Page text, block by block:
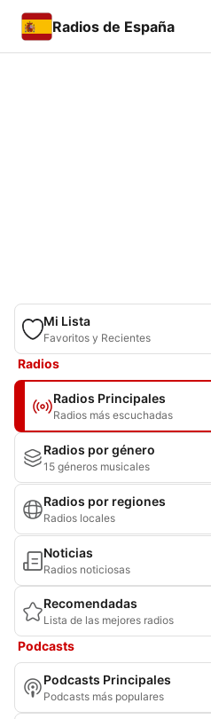
Radios de España
Mi Lista
Favoritos y Recientes
Radios
Radios Principales
Radios más escuchadas
Radios por género
15 géneros musicales
Radios por regiones
Radios locales
Noticias
Radios noticiosas
Recomendadas
Lista de las mejores radios
Podcasts
Podcasts Principales
Podcasts más populares